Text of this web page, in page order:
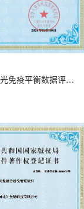
多通道干式荧光免疫平衡数据评估软件